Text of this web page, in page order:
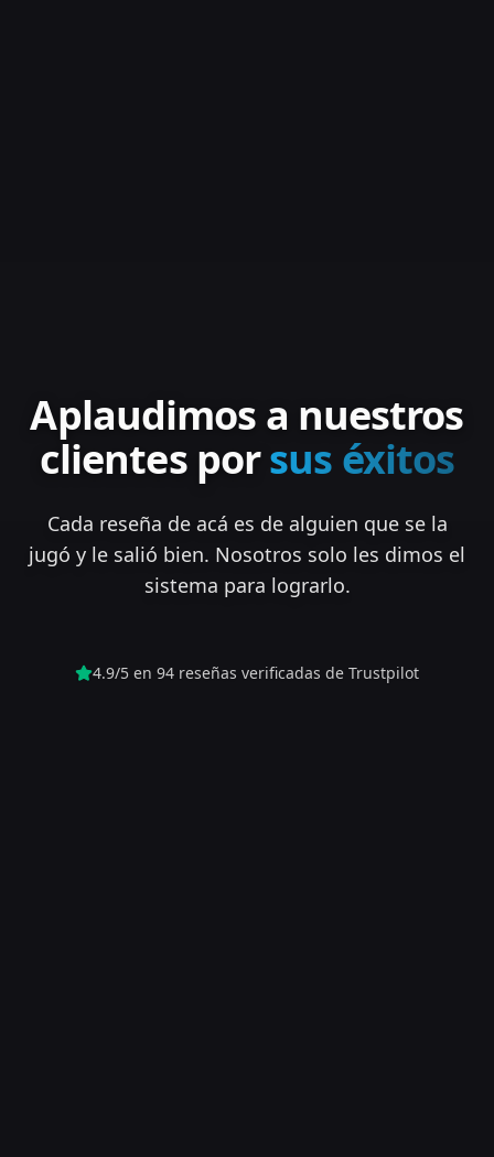
Aplaudimos a nuestros
clientes porsus éxitos
Cada reseña de acá es de alguien que se la
jugó y le salió bien. Nosotros solo les dimos el
sistema para lograrlo.
4.9/5 en 94 reseñas verificadas de Trustpilot